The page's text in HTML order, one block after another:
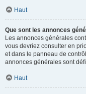
Haut
Que sont les annonces
Les annonces générales
vous devriez consulter en
et dans le panneau de
annonces générales sont
Haut